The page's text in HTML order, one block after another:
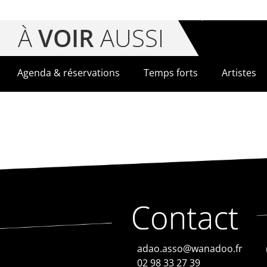
ÀVOIR AUSSI
Agenda & réservations Temps forts Artistes
adao.asso@wanadoo.fr
02 98 33 27 39